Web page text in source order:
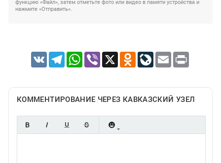
функцию «Файл», затем отметьте фото или видео в памяти устройства и
нажмите «Отправить».
VK TelegramWhatsApp
Viber X Odnoklassniki
LiveJournal
Email Print
КОММЕНТИРОВАНИЕ ЧЕРЕЗ КАВКАЗСКИЙ УЗЕЛ